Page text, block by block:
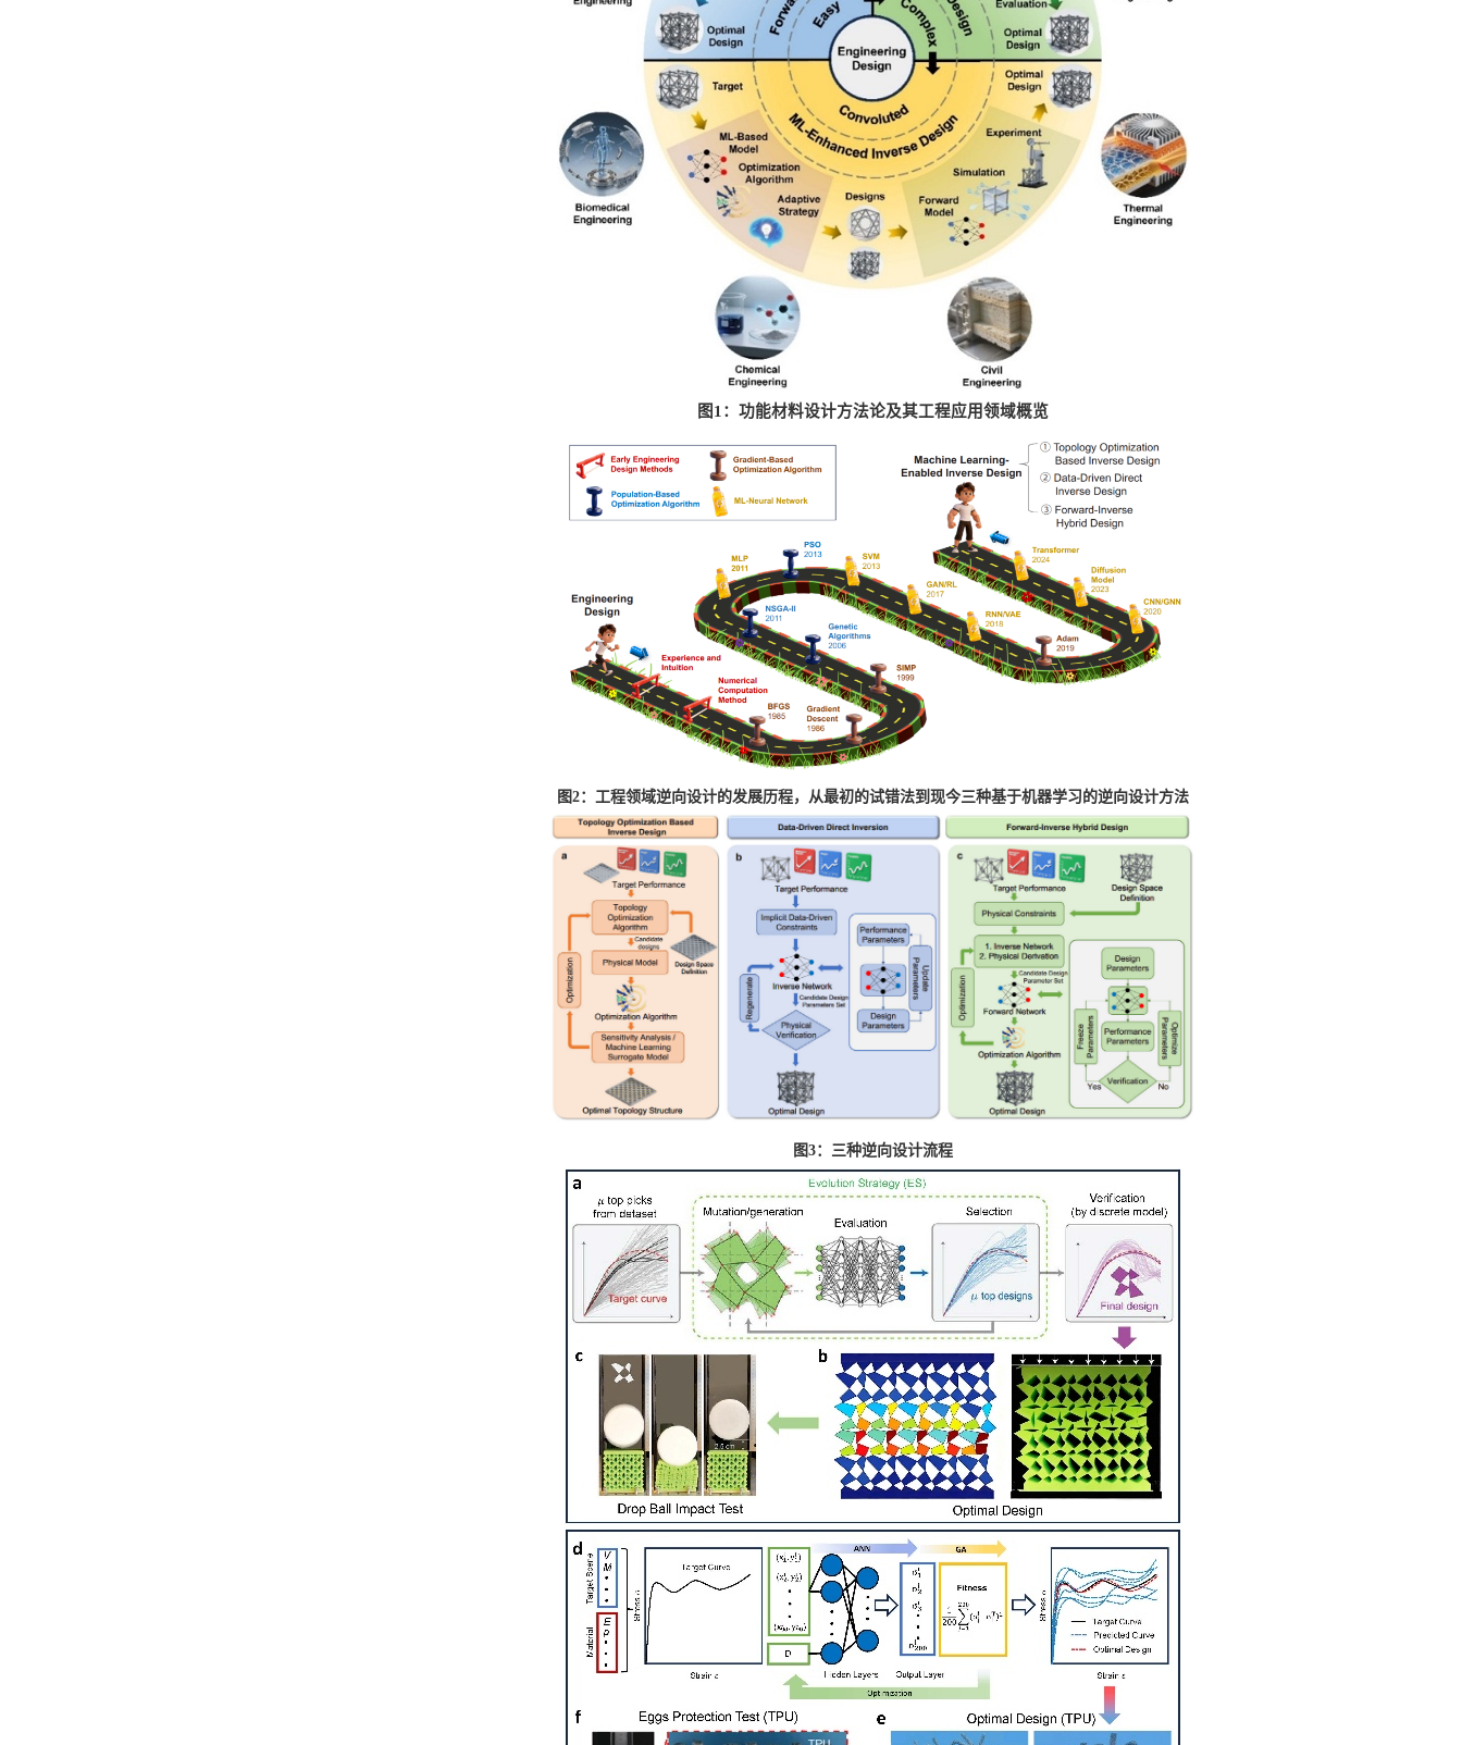
图1：功能材料设计方法论及其工程应用领域概览
图2：工程领域逆向设计的发展历程，从最初的试错法到现今三种基于机器学习的逆向设计方法
图3：三种逆向设计流程